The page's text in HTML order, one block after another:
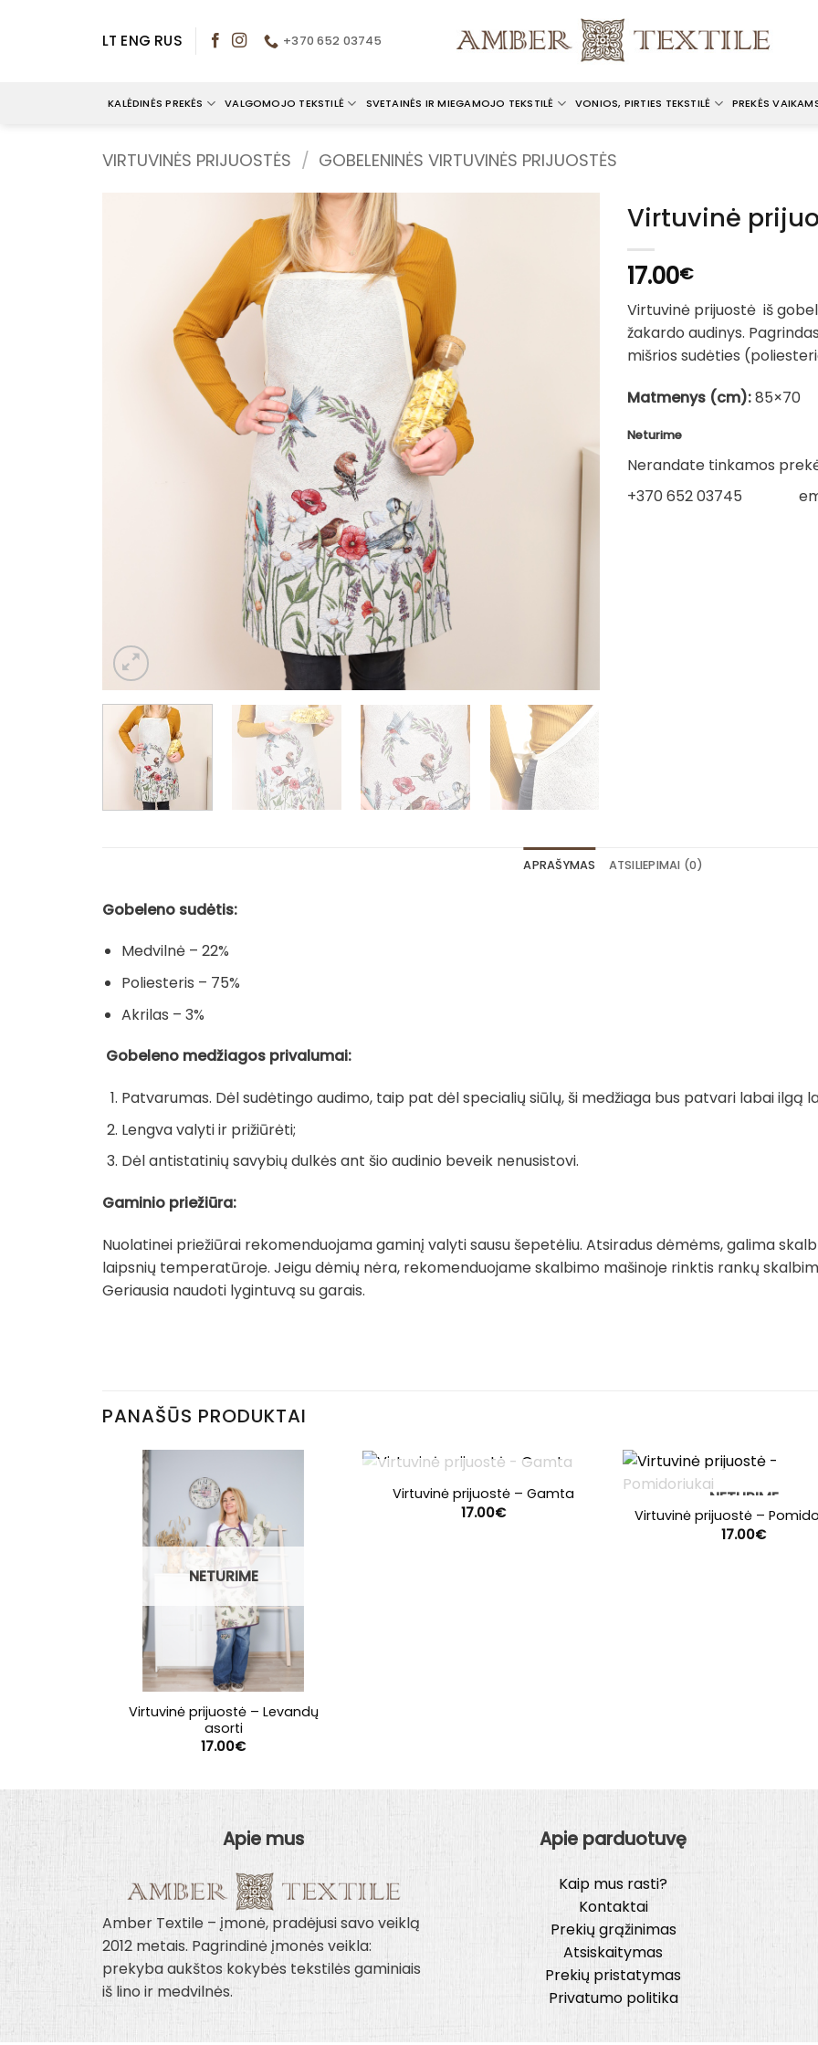
LT ENG RUS +370 652 03745
KALĖDINĖS PREKĖS VALGOMOJO TEKSTILĖ SVETAINĖS IR MIEGAMOJO TEKSTILĖ VONIOS, PIRTIES TEKSTILĖ PREKĖS
VIRTUVINĖS PRIJUOSTĖS / GOBELENINĖS VIRTUVINĖS PRIJUOSTĖS
Virtuvinė
17.00€
Virtuvinė prijuostė iš
žakardo audinys.
mišrios sudėties
Matmenys (cm):85×70
Neturime
Nerandate tinkamos
+370 652 03745
APRAŠYMAS ATSILIEPIMAI (0)
Gobeleno sudėtis:
Medvilnė – 22%
Poliesteris – 75%
Akrilas – 3%
Gobeleno medžiagos privalumai:
Patvarumas. Dėl sudėtingo audimo, taip pat dėl specialių siūlų, ši medžiaga bus patvari labai ilgą
Lengva valyti ir prižiūrėti;
Dėl antistatinių savybių dulkės ant šio audinio beveik nenusistovi.
Gaminio priežiūra:
Nuolatinei priežiūrai rekomenduojama gaminį valyti sausu šepetėliu. Atsiradus dėmėms, galima
laipsnių temperatūroje. Jeigu dėmių nėra, rekomenduojame skalbimo mašinoje rinktis rankų
Geriausia naudoti lygintuvą su garais.
PANAŠŪS PRODUKTAI
NETURIME
Virtuvinė prijuostė – Levandų
asorti
17.00€
NETURIME
Virtuvinė prijuostė – Gamta
17.00€
NETURIME
Virtuvinė prijuostė –
17.00€
Apie mus
Amber Textile – įmonė, pradėjusi savo veiklą
2012 metais. Pagrindinė įmonės veikla:
prekyba aukštos kokybės tekstilės gaminiais
iš lino ir medvilnės.
Apie parduotuvę
Kaip mus rasti?
Kontaktai
Prekių grąžinimas
Atsiskaitymas
Prekių pristatymas
Privatumo politika